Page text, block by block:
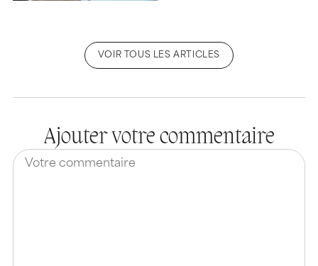
VOIR TOUS LES ARTICLES
Ajouter votre commentaire